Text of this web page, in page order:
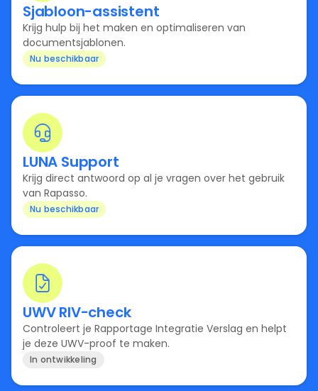
Sjabloon-assistent
Krijg hulp bij het maken en optimaliseren van
documentsjablonen.
Nu beschikbaar
LUNA Support
Krijg direct antwoord op al je vragen over het gebruik
van Rapasso.
Nu beschikbaar
UWV RIV-check
Controleert je Rapportage Integratie Verslag en helpt
je deze UWV-proof te maken.
In ontwikkeling